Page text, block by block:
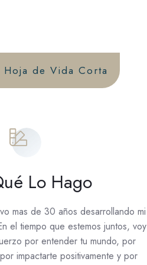
Hoja de Vida Corta
Lo Hago
mas de 30 años desarrollando mi
el tiempo que estemos juntos, voy
por entender tu mundo, por
impactarte positivamente y por